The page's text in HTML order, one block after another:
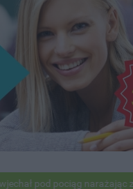
pociąg narażając zdrowie